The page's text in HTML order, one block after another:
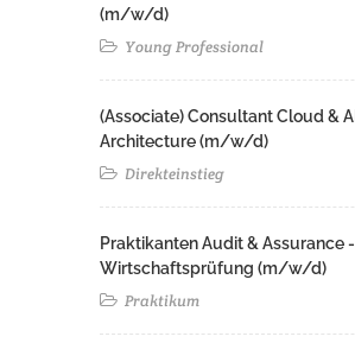
(m/w/d)
Young Professional
(Associate) Consultant Cloud & AI
Architecture (m/w/d)​ ​
Direkteinstieg
Praktikanten Audit & Assurance -
Wirtschaftsprüfung (m/w/d)
Praktikum